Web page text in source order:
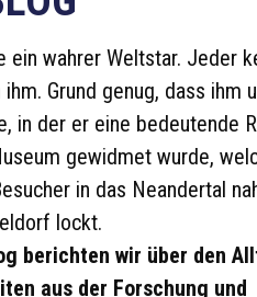
ein wahrer Weltstar. Jeder
Grund genug, dass ihm
in der er eine bedeutende
gewidmet wurde,
in das Neandertal
lockt.
berichten wir über den
aus der Forschung und